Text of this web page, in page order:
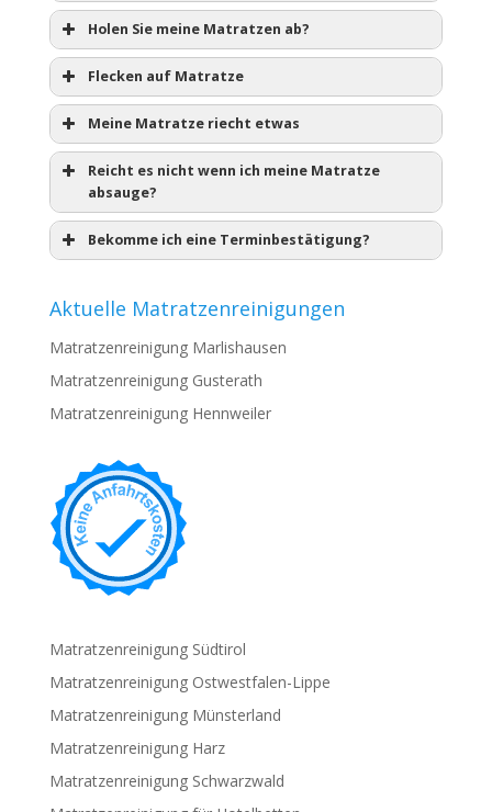
Holen Sie meine Matratzen ab?
Flecken auf Matratze
Meine Matratze riecht etwas
Reicht es nicht wenn ich meine Matratze
absauge?
Bekomme ich eine Terminbestätigung?
Aktuelle Matratzenreinigungen
Matratzenreinigung Marlishausen
Matratzenreinigung Gusterath
Matratzenreinigung Hennweiler
Matratzenreinigung Südtirol
Matratzenreinigung Ostwestfalen-Lippe
Matratzenreinigung Münsterland
Matratzenreinigung Harz
Matratzenreinigung Schwarzwald